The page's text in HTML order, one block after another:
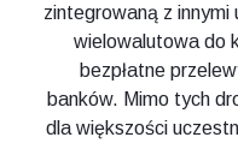
zintegrowaną z innymi
wielowalutowa do
bezpłatne
banków. Mimo tych
dla większości